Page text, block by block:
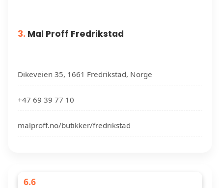
3. Mal Proff Fredrikstad
Dikeveien 35, 1661 Fredrikstad, Norge
+47 69 39 77 10
malproff.no/butikker/fredrikstad
6.6